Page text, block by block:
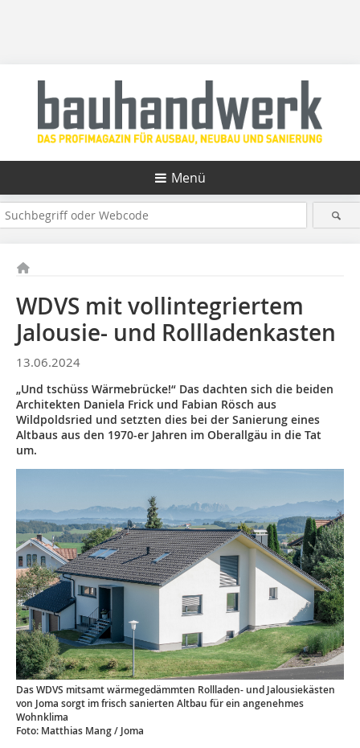
Menü
WDVS mit vollintegriertem
Jalousie- und Rollladenkasten
13.06.2024
„Und tschüss Wärmebrücke!“ Das dachten sich die beiden
Architekten Daniela Frick und Fabian Rösch aus
Wildpoldsried und setzten dies bei der Sanierung eines
Altbaus aus den 1970-er Jahren im Oberallgäu in die Tat
um.
Das WDVS mitsamt wärmegedämmten Rollladen- und Jalousiekästen
von Joma sorgt im frisch sanierten Altbau für ein angenehmes
Wohnklima
Foto: Matthias Mang / Joma